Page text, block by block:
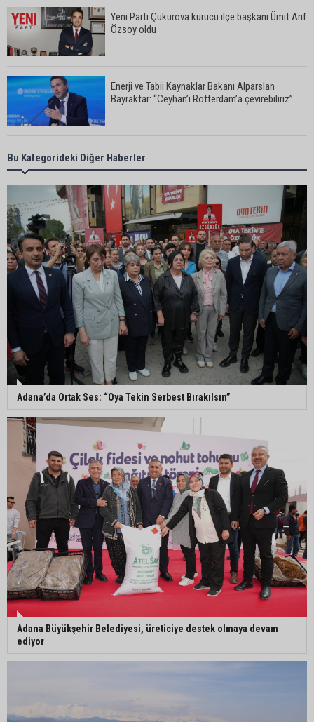
Yeni Parti Çukurova kurucu ilçe başkanı Ümit Arif
Özsoy oldu
Enerji ve Tabii Kaynaklar Bakanı Alparslan
Bayraktar: “Ceyhan’ı Rotterdam’a çevirebiliriz”
Başkan Ali Bedrettin Karataş’tan sahiller için
duyarlılık çağrısı
MHP Adana İl Başkanı Hakan Yıldırım:
“Liderimize dil uzatmak sizin haddinize değildir”
Adanalı 13 yaşındaki Ela Nur şelalede hayatını
kaybetti
Adanalı NASA astronotu Deniz Burnham uzaya
gidiyor
Kozan’da üreticilere yangın ve anız uyarısı
Ceyhan’da yağlık ayçiçeği hasadı başladı
Bu Kategorideki Diğer Haberler
Adana’da Ortak Ses: “Oya Tekin Serbest Bırakılsın”
Adana Büyükşehir Belediyesi, üreticiye destek olmaya devam
ediyor